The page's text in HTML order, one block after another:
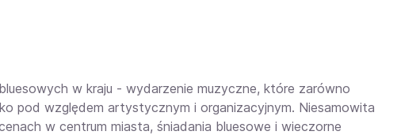
w kraju - wydarzenie muzyczne, które zarówno
pod względem artystycznym i organizacyjnym. Niesamowita
w centrum miasta, śniadania bluesowe i wieczorne